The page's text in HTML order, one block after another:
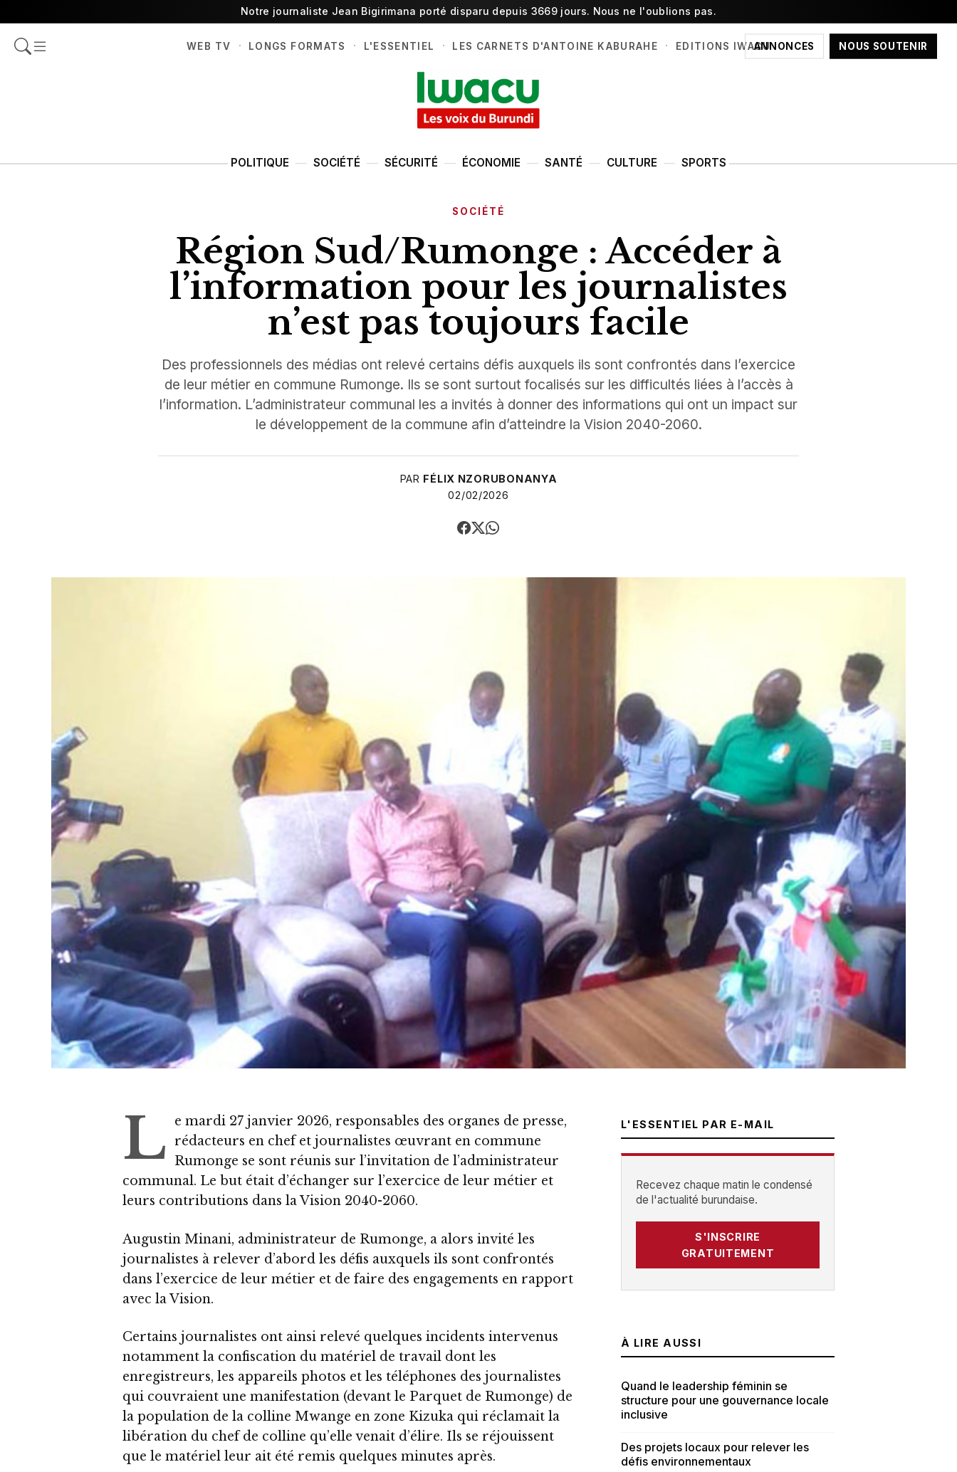
Notre journaliste Jean Bigirimana porté disparu depuis 3669 jours. Nous ne l'oublions pas.
ANNONCES NOUS SOUTENIR
WEB TV · LONGS FORMATS · L'ESSENTIEL · LES CARNETS D'ANTOINE KABURAHE · EDITIONS IWACU
POLITIQUE SOCIÉTÉ SÉCURITÉ ÉCONOMIE SANTÉ CULTURE SPORTS
SOCIÉTÉ
Région Sud/Rumonge : Accéder à
l’information pour les journalistes
n’est pas toujours facile
Des professionnels des médias ont relevé certains défis auxquels ils sont confrontés dans l’exercice
de leur métier en commune Rumonge. Ils se sont surtout focalisés sur les difficultés liées à l’accès à
l’information. L’administrateur communal les a invités à donner des informations qui ont un impact sur
le développement de la commune afin d’atteindre la Vision 2040-2060.
PAR FÉLIX NZORUBONANYA
02/02/2026
L
e mardi 27 janvier 2026, responsables des organes de presse,
rédacteurs en chef et journalistes œuvrant en commune
Rumonge se sont réunis sur l’invitation de l’administrateur
communal. Le but était d’échanger sur l’exercice de leur métier et
leurs contributions dans la Vision 2040-2060.
Augustin Minani, administrateur de Rumonge, a alors invité les
journalistes à relever d’abord les défis auxquels ils sont confrontés
dans l’exercice de leur métier et de faire des engagements en rapport
avec la Vision.
Certains journalistes ont ainsi relevé quelques incidents intervenus
notamment la confiscation du matériel de travail dont les
enregistreurs, les appareils photos et les téléphones des journalistes
qui couvraient une manifestation (devant le Parquet de Rumonge) de
la population de la colline Mwange en zone Kizuka qui réclamait la
libération du chef de colline qu’elle venait d’élire. Ils se réjouissent
que le matériel leur ait été remis quelques minutes après.
L'ESSENTIEL PAR E-MAIL
Recevez chaque matin le condensé
de l'actualité burundaise.
S'INSCRIRE
GRATUITEMENT
À LIRE AUSSI
Quand le leadership féminin se
structure pour une gouvernance locale
inclusive
Des projets locaux pour relever les
défis environnementaux